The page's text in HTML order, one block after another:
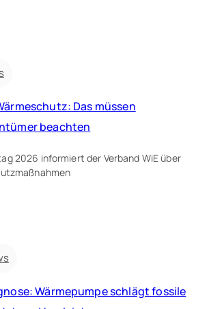
Das müssen
beachten
2026 informiert der Verband WiE über
Wärmepumpe schlägt fossile